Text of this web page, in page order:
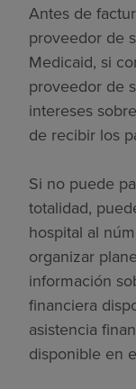
Antes de
proveedor de
Medicaid, si
proveedor de
intereses
de recibir los
Si no puede
totalidad,
hospital al
organizar
información
financiera
asistencia
disponible en